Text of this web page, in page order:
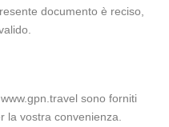
documento è reciso,
sono forniti
la vostra convenienza.